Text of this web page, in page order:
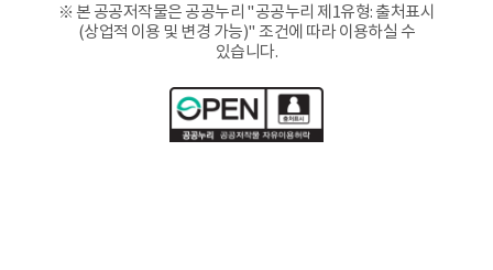
※ 본 공공저작물은 공공누리 "공공누리 제1유형: 출처표시
(상업적 이용 및 변경 가능)" 조건에 따라 이용하실 수
있습니다.